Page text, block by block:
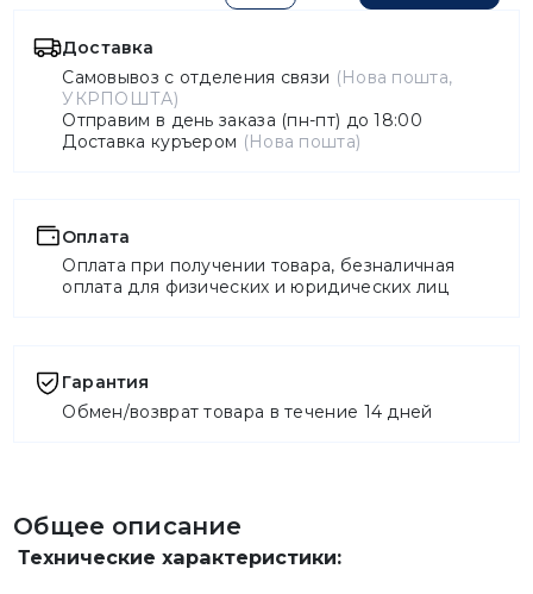
Доставка
Самовывоз с отделения связи (Нова пошта,
УКРПОШТА)
Отправим в день заказа (пн-пт) до 18:00
Доставка куръером (Нова пошта)
Оплата
Оплата при получении товара, безналичная
оплата для физических и юридических лиц
Гарантия
Обмен/возврат товара в течение 14 дней
Общее описание
Технические характеристики: